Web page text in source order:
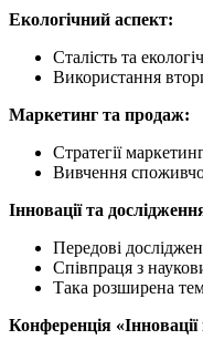
Екологічний аспект:
Сталість та
Використання
Маркетинг та продаж:
Стратегії
Вивчення
Інновації та
Передові
Співпраця з
Така розширена
Конференція